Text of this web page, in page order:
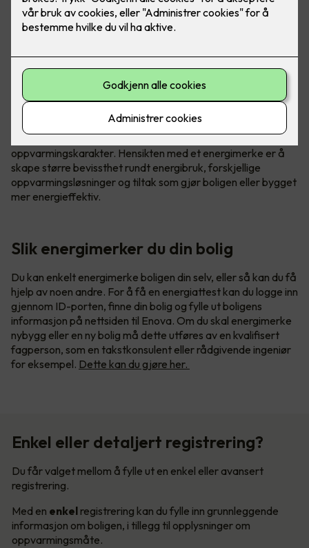
Hva er egentlig et energimerke?
Energimerking gir informasjon om energiforbruk og
oppvarming, og hjelper boligeieren med å identifisere hvilke
tiltak som kan øke energieffektiviteten.
Energimerket inkluderer en energikarakter og en
oppvarmingskarakter. Hensikten med et energimerke er å
skape større bevissthet rundt energibruk, forskjellige
oppvarmingsløsninger og tiltak som gjør boligen eller bygget
mer energieffektiv.
Slik energimerker du din bolig
Du kan enkelt energimerke boligen din selv, eller så kan du få
hjelp av noen andre. For å få en energiattest kan du logge inn
gjennom ID-porten, finne din bolig og fylle ut boligens
informasjon på nettsiden til Enova. Om du skal energimerke
nybygg eller en ny bolig må dette utføres av en kvalifisert
fagperson, som en takstkonsulent eller rådgivende ingeniør
for eksempel. Dette kan du gjøre her.
Enkel eller detaljert registrering?
Du får valget mellom å fylle ut en enkel eller avansert
registrering.
Med en enkel registrering kan du fylle inn grunnleggende
informasjon om boligen, i tillegg til opplysninger om
oppvarmingsmåte.